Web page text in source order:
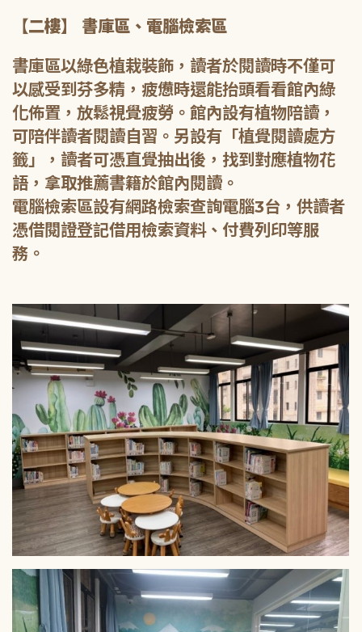
【二樓】 書庫區、電腦檢索區
書庫區以綠色植栽裝飾，讀者於閱讀時不僅可
以感受到芬多精，疲憊時還能抬頭看看館內綠
化佈置，放鬆視覺疲勞。館內設有植物陪讀，
可陪伴讀者閱讀自習。另設有「植覺閱讀處方
籤」，讀者可憑直覺抽出後，找到對應植物花
語，拿取推薦書籍於館內閱讀。
電腦檢索區設有網路檢索查詢電腦3台，供讀者
憑借閱證登記借用檢索資料、付費列印等服
務。